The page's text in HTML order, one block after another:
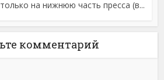
на нижнюю часть пресса (в...
комментарий